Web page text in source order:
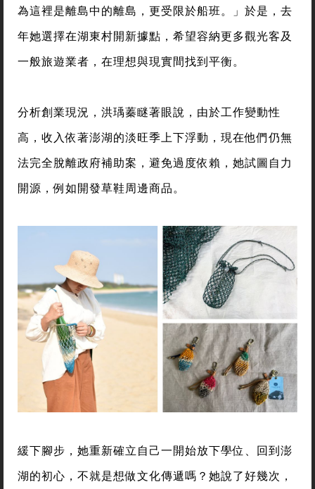
為這裡是離島中的離島，更受限於船班。」於是，去
年她選擇在湖東村開新據點，希望容納更多觀光客及
一般旅遊業者，在理想與現實間找到平衡。
分析創業現況，洪瑀蓁瞇著眼說，由於工作變動性
高，收入依著澎湖的淡旺季上下浮動，現在他們仍無
法完全脫離政府補助案，避免過度依賴，她試圖自力
開源，例如開發草鞋周邊商品。
緩下腳步，她重新確立自己一開始放下學位、回到澎
湖的初心，不就是想做文化傳遞嗎？她說了好幾次，